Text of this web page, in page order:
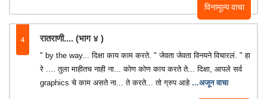
विनामूल्य वाचा
4 रातराणी.... (भाग ४ )
" by the way... दिक्षा काय काम करते. " जेवता जेवता विनयने विचारलं. " हा
रे .... तुला माहीतच नाही ना... कोण कोण काय करते ते... दिक्षा, आपले सर्व
graphics चे काम असते ना... ते करते... तो ग्रुप आहे ...अजून वाचा